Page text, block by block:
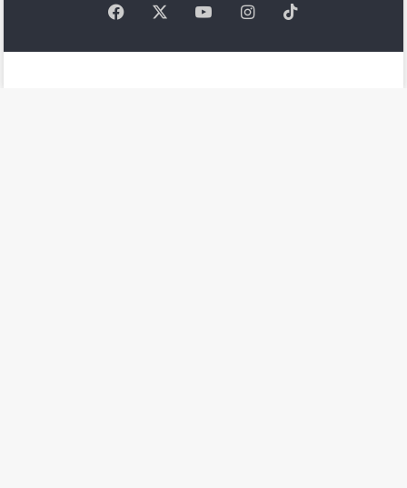
Facebook YouTubeInstagram